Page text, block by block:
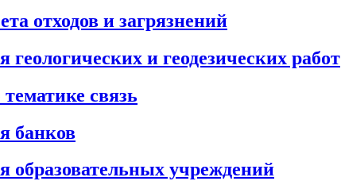
отходов и загрязнений
и геодезических работ
связь
банков
образовательных учреждений